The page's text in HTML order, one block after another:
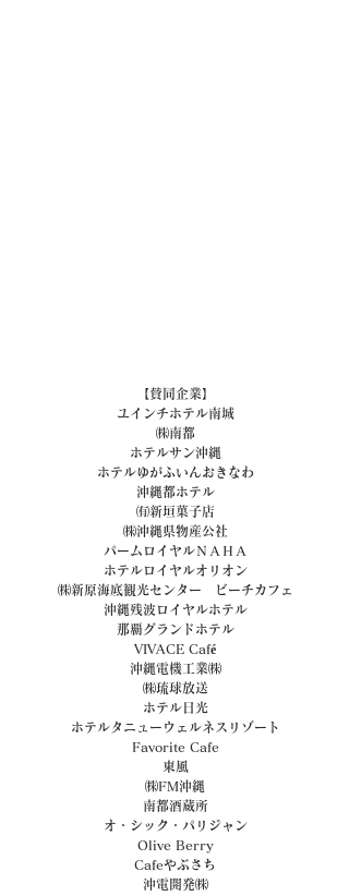
【賛同企業】
ユインチホテル南城
㈱南都
ホテルサン沖縄
ホテルゆがふいんおきなわ
沖縄都ホテル
㈲新垣菓子店
㈱沖縄県物産公社
パームロイヤルＮＡＨＡ
ホテルロイヤルオリオン
㈱新原海底観光センター　ビーチカフェ
沖縄残波ロイヤルホテル
那覇グランドホテル
VIVACE Café
沖縄電機工業㈱
㈱琉球放送
ホテル日光
ホテルタニューウェルネスリゾート
Favorite Cafe
東風
㈱FM沖縄
南都酒蔵所
オ・シック・パリジャン
Olive Berry
Cafeやぶさち
沖電開発㈱